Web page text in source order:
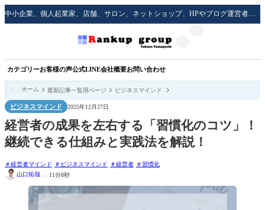
中小企業、個人起業家、店舗、サロン、ネットショップ、HPやブログ運営者のための実践的な集客方法をサポート！
カテゴリーお客様の声公式LINE会社概要お問い合わせ
ホーム 最新記事一覧用ページ ビジネスマインド
ビジネスマインド 2025年12月27日
経営者の成果を左右する「習慣化のコツ」！
継続できる仕組みと実践法を解説！
経営者マインド ビジネスマインド 経営者
習慣化
山口拓哉
11分8秒